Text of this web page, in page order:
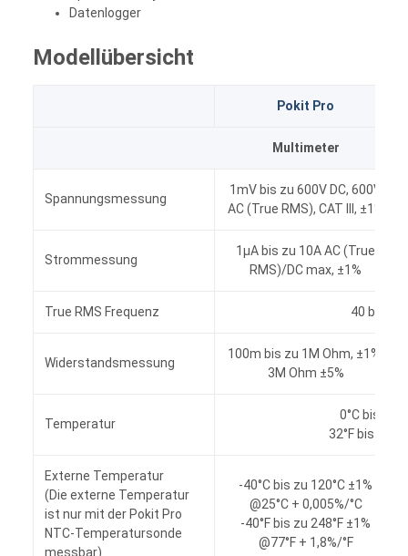
Datenlogger
Modellübersicht
Pokit Pro
Multimeter
Spannungsmessung
1mV bis zu 600V DC, 600V
AC (True RMS), CAT III, ±1%
Strommessung
1μA bis zu 10A AC (True
RMS)/DC max, ±1%
True RMS Frequenz 40 bis zu
Widerstandsmessung
100m bis zu 1M Ohm, ±1%,
3M Ohm ±5%
Temperatur
0°C bis zu
32°F bis zu
Externe Temperatur
(Die externe Temperatur
ist nur mit der Pokit Pro
NTC-Temperatursonde
messbar)
-40°C bis zu 120°C ±1%
@25°C + 0,005%/°C
-40°F bis zu 248°F ±1%
@77°F + 1,8%/°F